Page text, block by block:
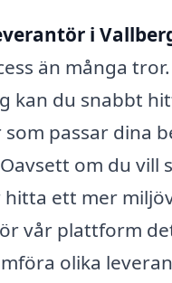
i
än många
kan du snabbt
passar dina
om du vill
hitta ett mer
vår plattform
olika